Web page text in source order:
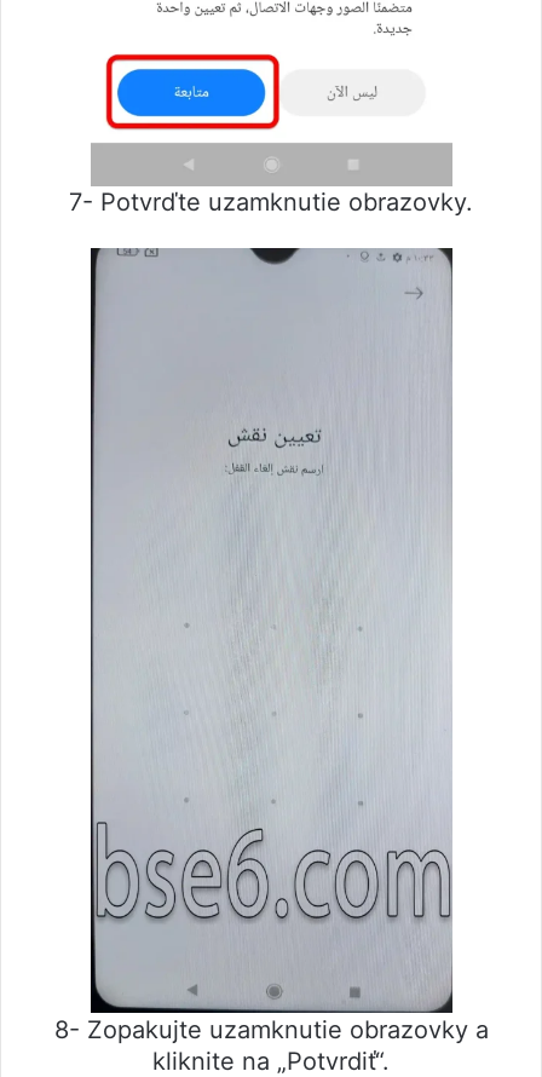
7- Potvrďte uzamknutie obrazovky.
8- Zopakujte uzamknutie obrazovky a
kliknite na „Potvrdiť“.